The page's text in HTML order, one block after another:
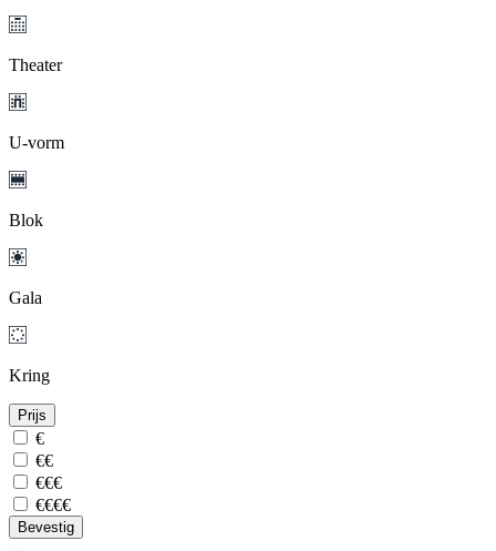
Theater
U-vorm
Blok
Gala
Kring
Prijs
€
€€
€€€
€€€€
Bevestig